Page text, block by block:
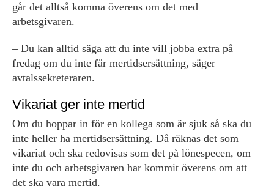
går det alltså komma överens om det med
arbetsgivaren.
– Du kan alltid säga att du inte vill jobba extra på
fredag om du inte får mertidsersättning, säger
avtalssekreteraren.
Vikariat ger inte mertid
Om du hoppar in för en kollega som är sjuk så ska du
inte heller ha mertidsersättning. Då räknas det som
vikariat och ska redovisas som det på lönespecen, om
inte du och arbetsgivaren har kommit överens om att
det ska vara mertid.